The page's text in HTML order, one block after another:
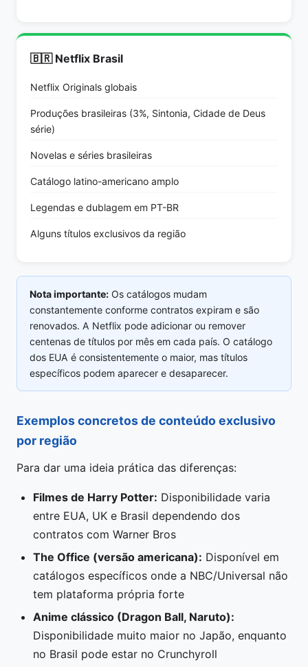
🇧🇷 Netflix Brasil
Netflix Originals globais
Produções brasileiras (3%, Sintonia, Cidade de Deus
série)
Novelas e séries brasileiras
Catálogo latino-americano amplo
Legendas e dublagem em PT-BR
Alguns títulos exclusivos da região
Nota importante: Os catálogos mudam
constantemente conforme contratos expiram e são
renovados. A Netflix pode adicionar ou remover
centenas de títulos por mês em cada país. O catálogo
dos EUA é consistentemente o maior, mas títulos
específicos podem aparecer e desaparecer.
Exemplos concretos de conteúdo exclusivo
por região
Para dar uma ideia prática das diferenças:
Filmes de Harry Potter: Disponibilidade varia
entre EUA, UK e Brasil dependendo dos
contratos com Warner Bros
The Office (versão americana): Disponível em
catálogos específicos onde a NBC/Universal não
tem plataforma própria forte
Anime clássico (Dragon Ball, Naruto):
Disponibilidade muito maior no Japão, enquanto
no Brasil pode estar no Crunchyroll